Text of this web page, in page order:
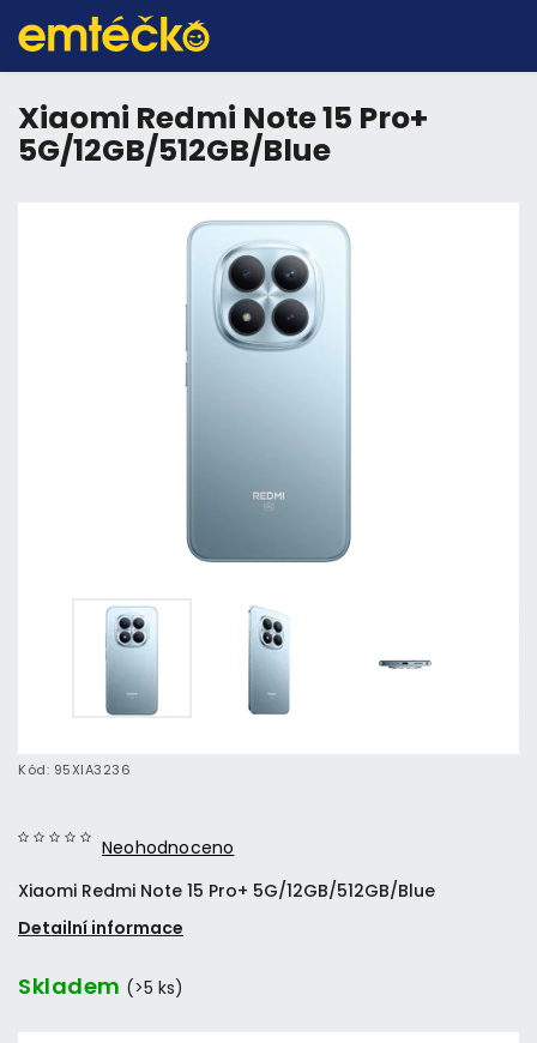
Xiaomi Redmi Note 15 Pro+
5G/12GB/512GB/Blue
Kód: 95XIA3236
Neohodnoceno
Xiaomi Redmi Note 15 Pro+ 5G/12GB/512GB/Blue
Detailní informace
Skladem (>5 ks)